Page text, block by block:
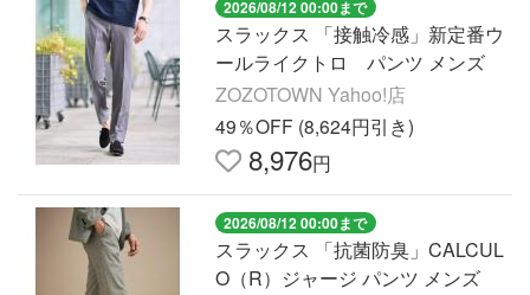
2026/08/12 00:00まで
スラックス 「接触冷感」新定番ウ
ールライクトロ パンツ メンズ
ZOZOTOWN Yahoo!店
49％OFF (8,624円引き)
8,976円
2026/08/12 00:00まで
スラックス 「抗菌防臭」CALCUL
O（R）ジャージ パンツ メンズ